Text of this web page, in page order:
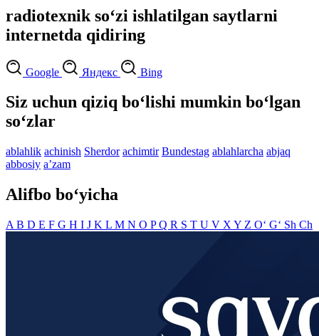
radiotexnik so‘zi ishlatilgan saytlarni
internetda qidiring
Google Яндекс Bing
Siz uchun qiziq bo‘lishi mumkin bo‘lgan
so‘zlar
ablahlik achinish Sherdor achimtir Bundestag ablahlarcha abjaq
abbosiy aʼzam
Alifbo bo‘yicha
A B D E F G H I J K L M N O PQ R S T U V X Y Z O‘ G‘ Sh Ch